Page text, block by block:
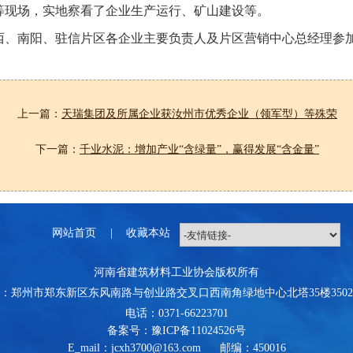
场，实地察看了企业生产运行、矿山建设等。
南阳、驻信片区各企业主要负责人及片区营销中心总经理参
上一篇： 天瑞集团及所属企业获汝州市优秀企业（领军型）等殊荣
下一篇： 千业水泥：增加产业“含绿量”，赢得发展“含金量”